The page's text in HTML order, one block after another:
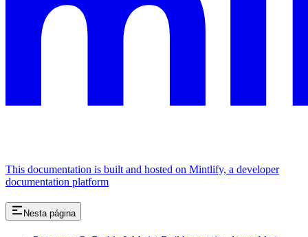
This documentation is built and hosted on Mintlify, a developer
documentation platform
Nesta página